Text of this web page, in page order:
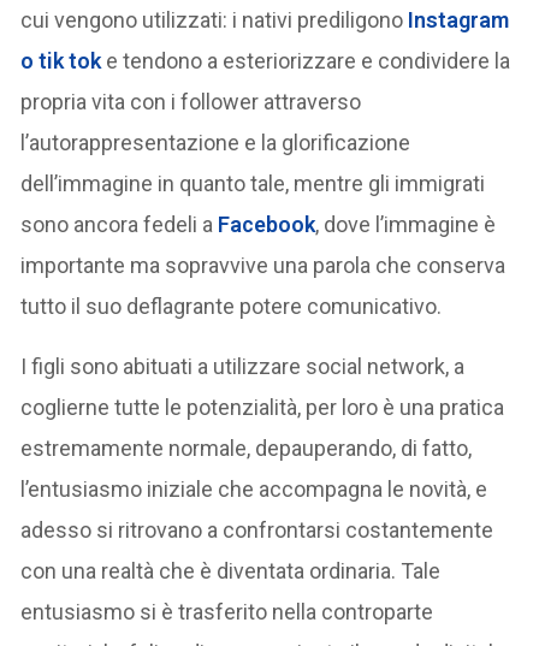
cui vengono utilizzati: i nativi prediligono Instagram
o tik tok e tendono a esteriorizzare e condividere la
propria vita con i follower attraverso
l’autorappresentazione e la glorificazione
dell’immagine in quanto tale, mentre gli immigrati
sono ancora fedeli a Facebook, dove l’immagine è
importante ma sopravvive una parola che conserva
tutto il suo deflagrante potere comunicativo.
I figli sono abituati a utilizzare social network, a
coglierne tutte le potenzialità, per loro è una pratica
estremamente normale, depauperando, di fatto,
l’entusiasmo iniziale che accompagna le novità, e
adesso si ritrovano a confrontarsi costantemente
con una realtà che è diventata ordinaria. Tale
entusiasmo si è trasferito nella controparte